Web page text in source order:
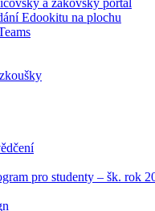
a žákovský portál
Edookitu na plochu
pro studenty – šk. rok